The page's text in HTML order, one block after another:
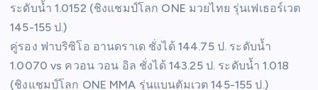
ระดับน้ำ 1.0152 (ชิงแชมป์โลก ONE มวยไทย รุ่นเฟเธอร์เวต
145-155 ป.)
คู่รอง ฟาบริซิโอ อานดราเด ชั่งได้ 144.75 ป. ระดับน้ำ
1.0070 vs ควอน วอน อิล ชั่งได้ 143.25 ป. ระดับน้ำ 1.018
(ชิงแชมป์โลก ONE MMA รุ่นแบนตัมเวต 145-155 ป.)